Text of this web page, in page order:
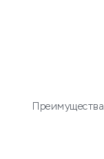
Преимущества